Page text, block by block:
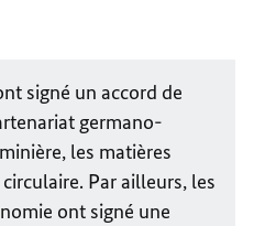
signé un accord de
germano-
les matières
Par ailleurs, les
ont signé une